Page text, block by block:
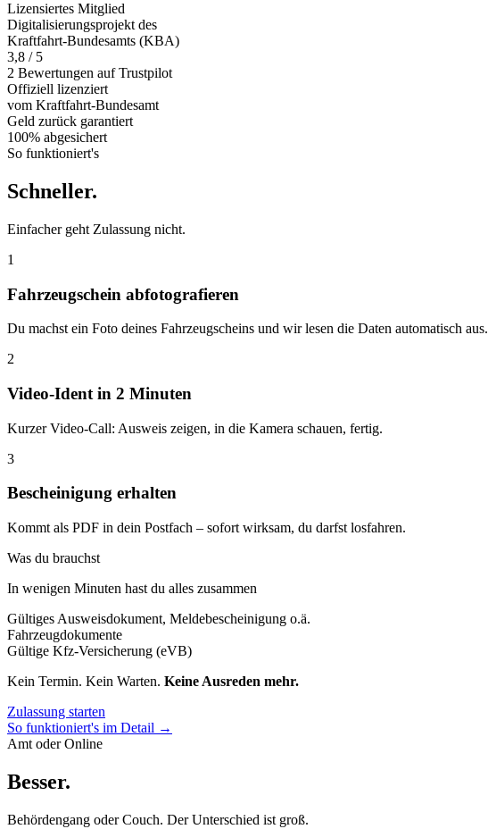
Lizensiertes Mitglied
Digitalisierungsprojekt des
Kraftfahrt-Bundesamts (KBA)
3,8 / 5
2 Bewertungen auf Trustpilot
Offiziell lizenziert
vom Kraftfahrt-Bundesamt
Geld zurück garantiert
100% abgesichert
So funktioniert's
Schneller.
Einfacher geht Zulassung nicht.
1
Fahrzeugschein abfotografieren
Du machst ein Foto deines Fahrzeugscheins und wir lesen die Daten automatisch aus.
2
Video-Ident in 2 Minuten
Kurzer Video-Call: Ausweis zeigen, in die Kamera schauen, fertig.
3
Bescheinigung erhalten
Kommt als PDF in dein Postfach – sofort wirksam, du darfst losfahren.
Was du brauchst
In wenigen Minuten hast du alles zusammen
Gültiges Ausweisdokument, Meldebescheinigung o.ä.
Fahrzeugdokumente
Gültige Kfz-Versicherung (eVB)
Kein Termin. Kein Warten. Keine Ausreden mehr.
Zulassung starten
So funktioniert's im Detail →
Amt oder Online
Besser.
Behördengang oder Couch. Der Unterschied ist groß.